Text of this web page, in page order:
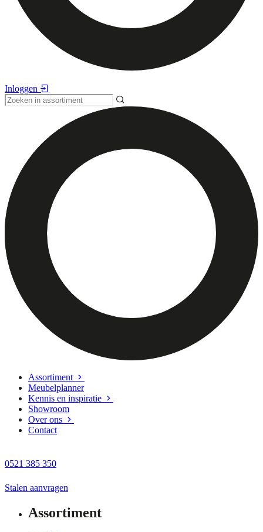
Inloggen
Assortiment
Meubelplanner
Kennis en inspiratie
Showroom
Over ons
Contact
0521 385 350
Stalen aanvragen
Assortiment